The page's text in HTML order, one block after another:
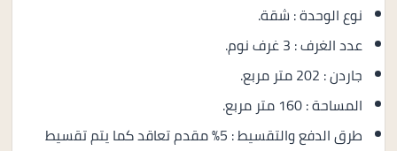
نوع الوحدة : شقة.
عدد الغرف : 3 غرف نوم.
جاردن : 202 متر مربع.
المساحة : 160 متر مربع.
طرق الدفع والتقسيط : 5% مقدم تعاقد كما يتم تقسيط